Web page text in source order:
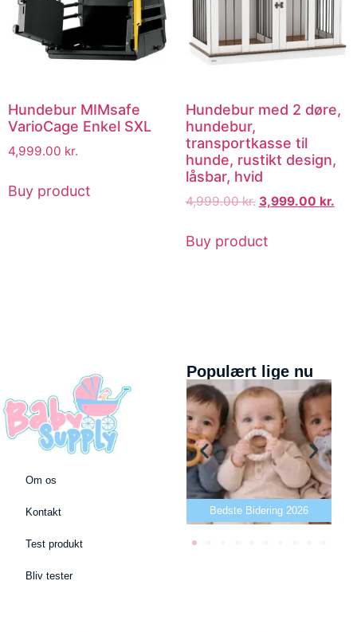
Hundebur MIMsafe
VarioCage Enkel SXL
4,999.00 kr.
Buy product
Hundebur med 2 døre,
hundebur,
transportkasse til
hunde, rustikt design,
låsbar, hvid
4,999.00kr. 3,999.00 kr.
Buy product
Om os
Kontakt
Test produkt
Bliv tester
Populært lige nu
Bedste puslepude 2026 Bedste Bidering 2026